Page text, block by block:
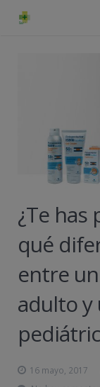
Nuestra historia
Nuestro equipo
Eventos
Servicios y
Pedidos
Blog
Contacto
Boletín
¿Te has
qué
entre
adulto y
16 mayo, 2017